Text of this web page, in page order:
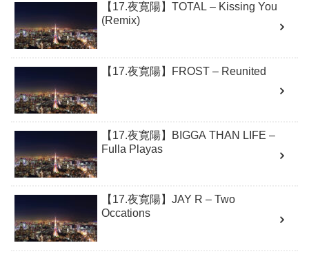
【17.夜寛陽】TOTAL – Kissing You
(Remix)
【17.夜寛陽】FROST – Reunited
【17.夜寛陽】BIGGA THAN LIFE –
Fulla Playas
【17.夜寛陽】JAY R – Two
Occations